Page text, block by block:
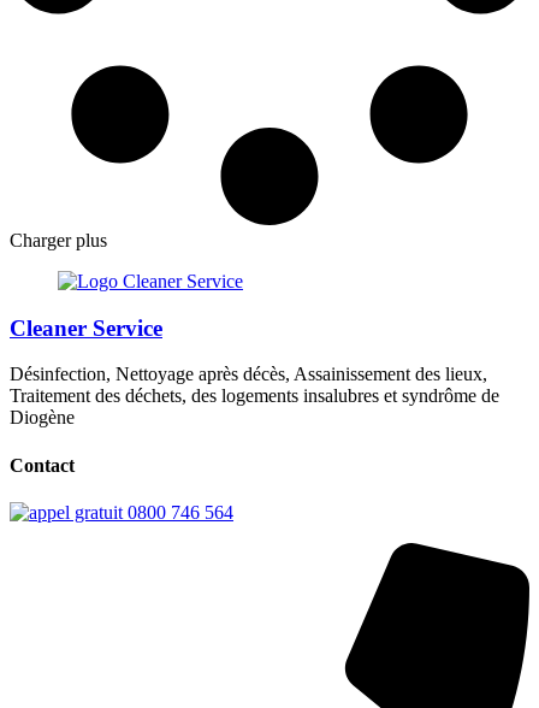
Charger plus
Cleaner Service
Désinfection, Nettoyage après décès, Assainissement des lieux,
Traitement des déchets, des logements insalubres et syndrôme de
Diogène
Contact